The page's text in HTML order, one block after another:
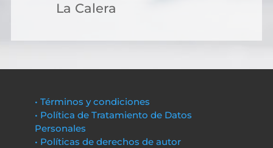
La Calera
• Términos y condiciones
• Política de Tratamiento de Datos
Personales
• Políticas de derechos de autor